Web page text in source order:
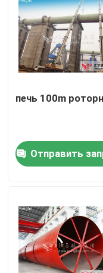
Продукты
Путешествие
Проверка
печь 100m
Отправить